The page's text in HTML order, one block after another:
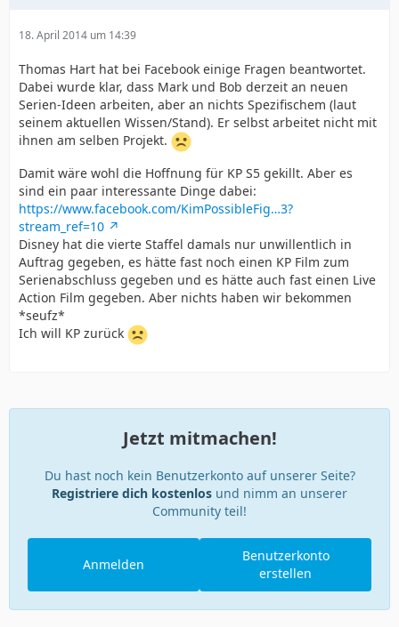
18. April 2014 um 14:39
Thomas Hart hat bei Facebook einige Fragen beantwortet.
Dabei wurde klar, dass Mark und Bob derzeit an neuen
Serien-Ideen arbeiten, aber an nichts Spezifischem (laut
seinem aktuellen Wissen/Stand). Er selbst arbeitet nicht mit
ihnen am selben Projekt.
Damit wäre wohl die Hoffnung für KP S5 gekillt. Aber es
sind ein paar interessante Dinge dabei:
https://www.facebook.com/KimPossibleFig…3?
stream_ref=10
Disney hat die vierte Staffel damals nur unwillentlich in
Auftrag gegeben, es hätte fast noch einen KP Film zum
Serienabschluss gegeben und es hätte auch fast einen Live
Action Film gegeben. Aber nichts haben wir bekommen
*seufz*
Ich will KP zurück
Jetzt mitmachen!
Du hast noch kein Benutzerkonto auf unserer Seite?
Registriere dich kostenlos und nimm an unserer
Community teil!
Benutzerkonto
erstellen
Anmelden